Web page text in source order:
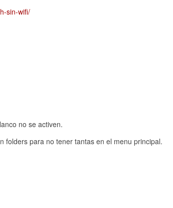
sin-wifi/
no se activen.
folders para no tener tantas en el menu principal.